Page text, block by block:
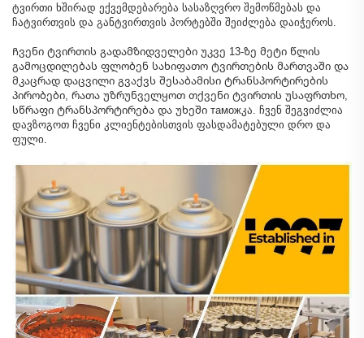
ტვირთი ხშირად ექვემდებარება სასაზღვრო შემოწმებას და
ჩატვირთვის და განტვირთვის პორტებში შეიძლება დაიჭეროს.
Ჩვენი ტვირთის გადამზიდველები უკვე 13-ზე მეტი წლის
გამოცდილებას ფლობენ სახიფათო ტვირთების მართვაში და
მკაცრად დაცვილი გვაქვს შესაბამისი ტრანსპორტირების
პირობები, რათა უზრუნველყოთ თქვენი ტვირთის უსაფრთხო,
სწრაფი ტრანსპორტირება და უხეში таможკა. ჩვენ შეგვიძლია
დავზოგოთ ჩვენი კლიენტებისთვის ფასდამატებული დრო და
ფული.